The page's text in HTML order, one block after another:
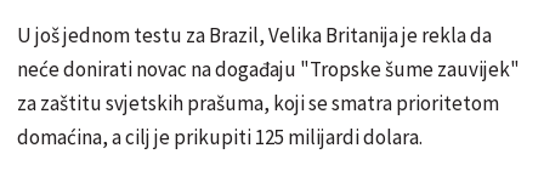
U još jednom testu za Brazil, Velika Britanija je rekla da
neće donirati novac na događaju "Tropske šume zauvijek"
za zaštitu svjetskih prašuma, koji se smatra prioritetom
domaćina, a cilj je prikupiti 125 milijardi dolara.